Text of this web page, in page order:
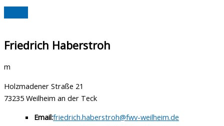
Friedrich Haberstroh
m
Holzmadener Straße 21
73235 Weilheim an der Teck
Email:friedrich.haberstroh@fwv-weilheim.de